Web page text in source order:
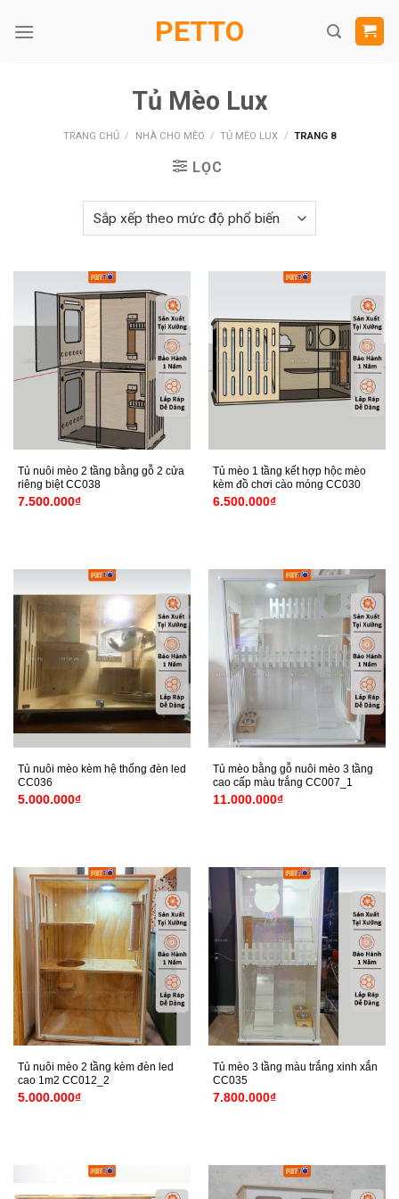
PETTO
Tủ Mèo Lux
TRANG CHỦ / NHÀ CHO MÈO / TỦ MÈO LUX / TRANG 8
LỌC
Tủ nuôi mèo 2 tầng bằng gỗ 2 cửa
riêng biệt CC038
7.500.000₫
Tủ mèo 1 tầng kết hợp hộc mèo
kèm đồ chơi cào móng CC030
6.500.000₫
Tủ nuôi mèo kèm hệ thống đèn led
CC036
5.000.000₫
Tủ mèo bằng gỗ nuôi mèo 3 tầng
cao cấp màu trắng CC007_1
11.000.000₫
Tủ nuôi mèo 2 tầng kèm đèn led
cao 1m2 CC012_2
5.000.000₫
Tủ mèo 3 tầng màu trắng xinh xắn
CC035
7.800.000₫